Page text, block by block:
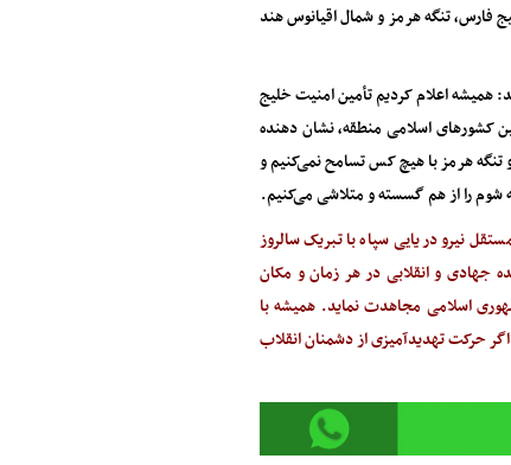
تنگه هرمز و شمال اقیانوس هند
همیشه اعلام کردیم تأمین امنیت خلیج
کشور‌های اسلامی منطقه، نشان دهنده
تنگه هرمز با هیچ کس تسامح نمی‌کنیم و
شوم را از هم گسسته و متلاشی می‌کنیم.
نیرو دریایی سپاه با تبریک سالروز
جهادی و انقلابی در هر زمان و مکان
اسلامی مجاهدت نماید. همیشه با
حرکت تهدیدآمیزی از دشمنان انقلاب